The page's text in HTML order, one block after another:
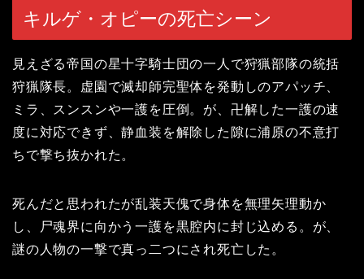
キルゲ・オピーの死亡シーン
見えざる帝国の星十字騎士団の一人で狩猟部隊の統括
狩猟隊長。虚園で滅却師完聖体を発動しのアパッチ、
ミラ、スンスンや一護を圧倒。が、卍解した一護の速
度に対応できず、静血装を解除した隙に浦原の不意打
ちで撃ち抜かれた。
死んだと思われたが乱装天傀で身体を無理矢理動か
し、尸魂界に向かう一護を黒腔内に封じ込める。が、
謎の人物の一撃で真っ二つにされ死亡した。